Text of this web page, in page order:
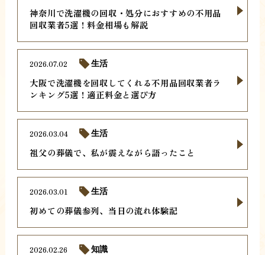
神奈川で洗濯機の回収・処分におすすめの不用品
回収業者5選！料金相場も解説
大阪で洗濯機を回収してくれる不用品回収業者ラ
ンキング5選！適正料金と選び方
2026.07.02 生活
祖父の葬儀で、私が震えながら語ったこと
2026.03.04 生活
初めての葬儀参列、当日の流れ体験記
2026.03.01 生活
2026.02.26 知識